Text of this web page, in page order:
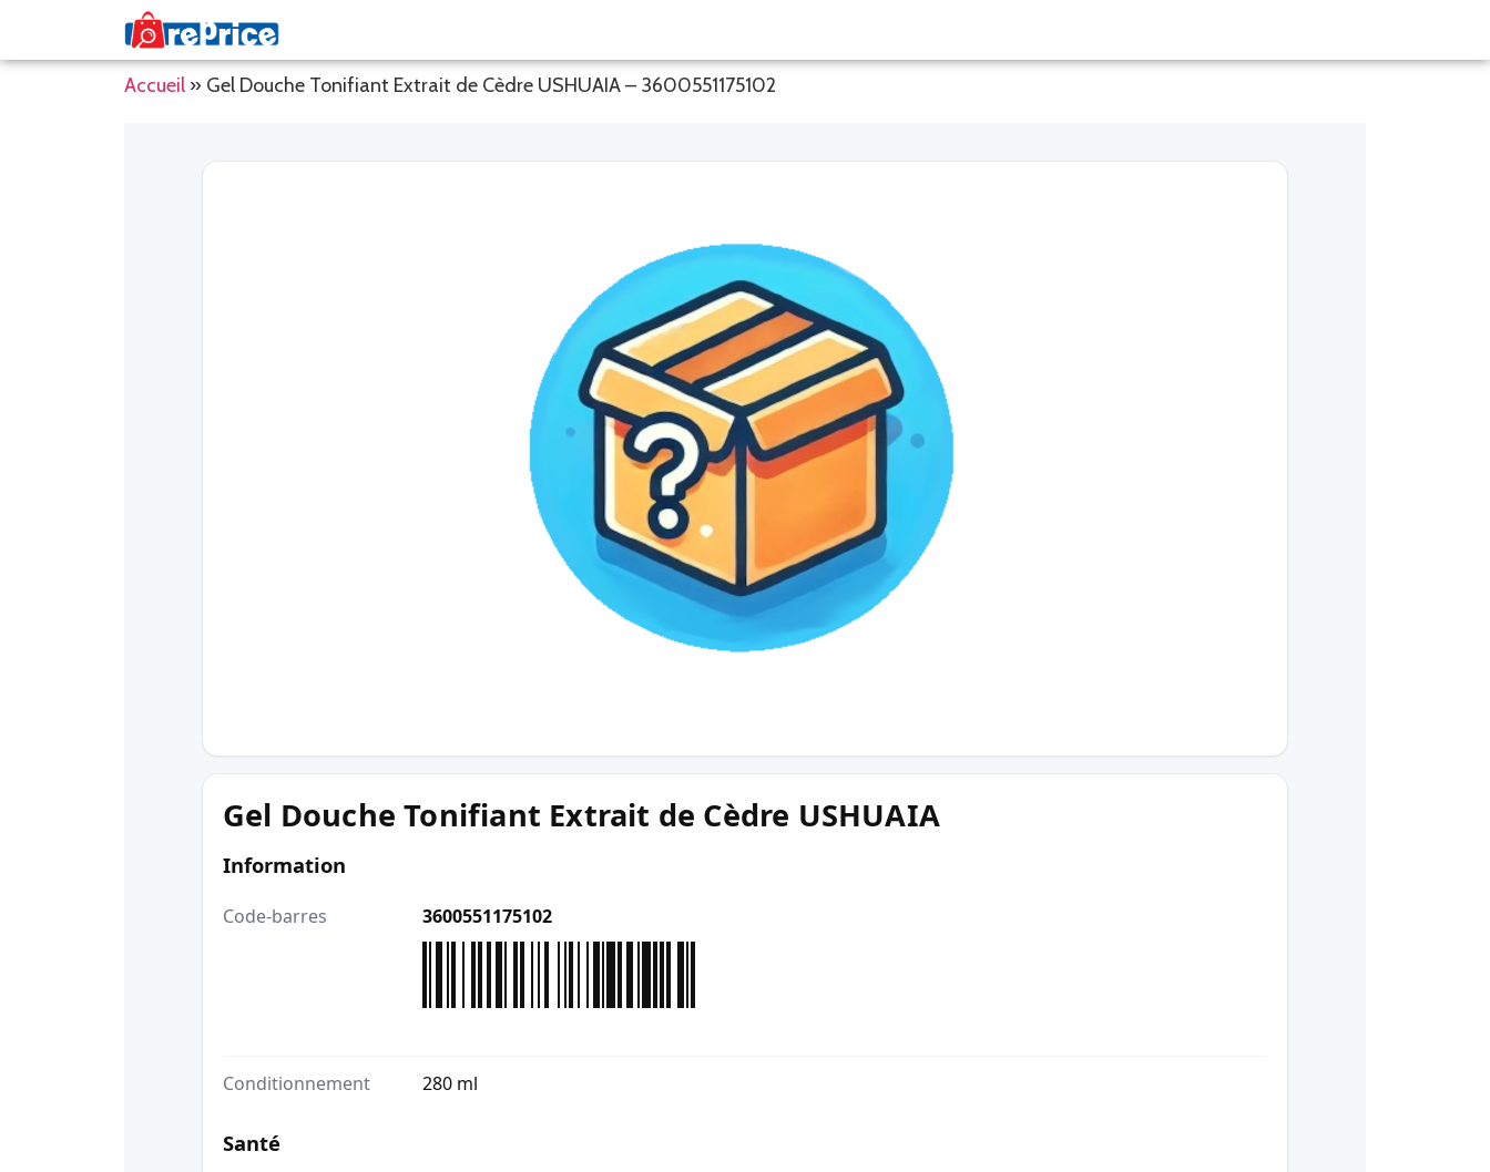
Accueil » Gel Douche Tonifiant Extrait de Cèdre USHUAIA – 3600551175102
Gel Douche Tonifiant Extrait de Cèdre USHUAIA
Information
Code-barres 3600551175102
Conditionnement 280 ml
Santé